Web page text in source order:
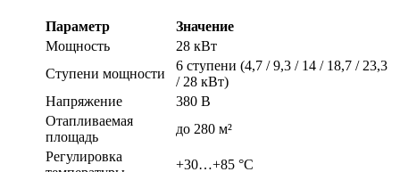
Параметр
Значение
Мощность
28 кВт
Ступени мощности
6 ступени (4,7 / 9,3 / 14 / 18,7 / 23,3
/ 28 кВт)
Напряжение
380 В
Отапливаемая
площадь
до 280 м²
Регулировка
+30…+85 °С